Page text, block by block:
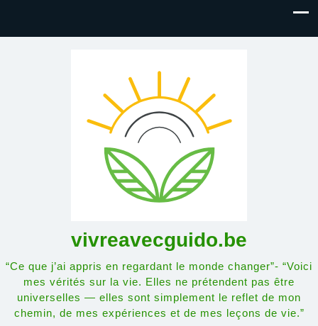
vivreavecguido.be
“Ce que j’ai appris en regardant le monde changer”- “Voici
mes vérités sur la vie. Elles ne prétendent pas être
universelles — elles sont simplement le reflet de mon
chemin, de mes expériences et de mes leçons de vie.”